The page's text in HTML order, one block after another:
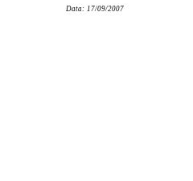
Data: 17/09/2007